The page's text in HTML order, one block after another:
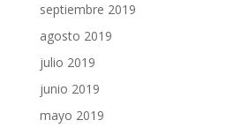
septiembre 2019
agosto 2019
julio 2019
junio 2019
mayo 2019